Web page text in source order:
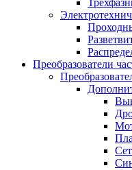
Преобразователи